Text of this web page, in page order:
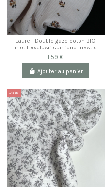
Laure - Double gaze coton BIO
motif exclusif cuir fond mastic
1,59 €
Ajouter au panier
-30%